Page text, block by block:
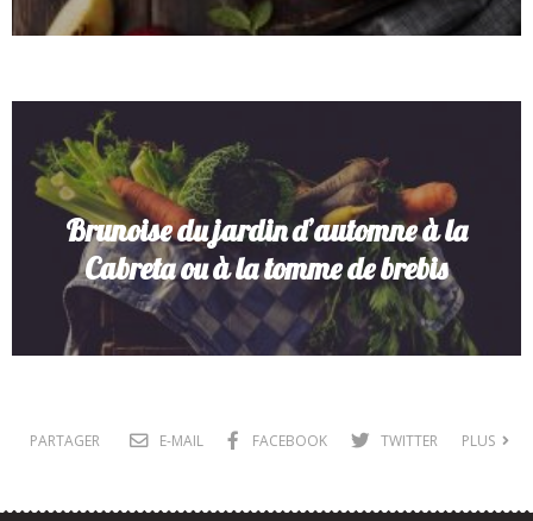
Brunoise du jardin d’automne à la
Cabreta ou à la tomme de brebis
PARTAGER E-MAIL FACEBOOK TWITTER PLUS